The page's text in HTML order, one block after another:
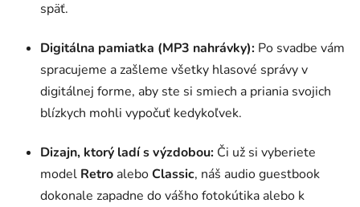
späť.
Digitálna pamiatka (MP3 nahrávky): Po svadbe vám
spracujeme a zašleme všetky hlasové správy v
digitálnej forme, aby ste si smiech a priania svojich
blízkych mohli vypočuť kedykoľvek.
Dizajn, ktorý ladí s výzdobou: Či už si vyberiete
model Retro aleboClassic, náš audio guestbook
dokonale zapadne do vášho fotokútika alebo k